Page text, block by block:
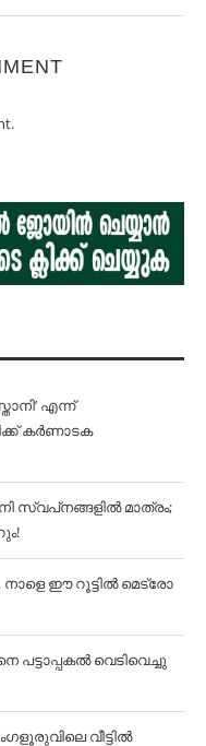
എന്ന്
കര്‍ണാടക
സ്വപ്‌നങ്ങളില്‍ മാത്രം;
ഈ റൂട്ടില്‍ മെട്രോ
വെടിവെച്ചു
വീട്ടില്‍